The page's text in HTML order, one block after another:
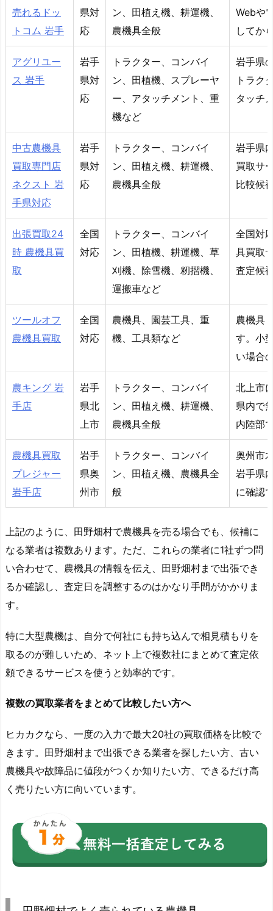
売れるドッ
トコム 岩手
県対
応
ン、田植え機、耕運機、
農機具全般
Webや
してか
アグリユー
ス 岩手
岩手
県対
応
トラクター、コンバイ
ン、田植機、スプレーヤ
ー、アタッチメント、重
機など
岩手県
トラク
タッチ
中古農機具
買取専門店
ネクスト 岩
手県対応
岩手
県対
応
トラクター、コンバイ
ン、田植え機、耕運機、
農機具全般
岩手県
買取サ
比較候
出張買取24
時 農機具買
取
全国
対応
トラクター、コンバイ
ン、田植機、耕運機、草
刈機、除雪機、籾摺機、
運搬車など
全国対
具買取
査定候
ツールオフ
農機具買取
全国
対応
農機具、園芸工具、重
機、工具類など
農機具
す。小
い場合
農キング 岩
手店
岩手
県北
上市
トラクター、コンバイ
ン、田植え機、耕運機、
農機具全般
北上市
県内で
内陸部
農機具買取
プレジャー
岩手店
岩手
県奥
州市
トラクター、コンバイ
ン、田植え機、農機具全
般
奥州市
岩手県
に確認
上記のように、田野畑村で農機具を売る場合でも、候補に
なる業者は複数あります。ただ、これらの業者に1社ずつ問
い合わせて、農機具の情報を伝え、田野畑村まで出張でき
るか確認し、査定日を調整するのはかなり手間がかかりま
す。
特に大型農機は、自分で何社にも持ち込んで相見積もりを
取るのが難しいため、ネット上で複数社にまとめて査定依
頼できるサービスを使うと効率的です。
複数の買取業者をまとめて比較したい方へ
ヒカカクなら、一度の入力で最大20社の買取価格を比較で
きます。田野畑村まで出張できる業者を探したい方、古い
農機具や故障品に値段がつくか知りたい方、できるだけ高
く売りたい方に向いています。